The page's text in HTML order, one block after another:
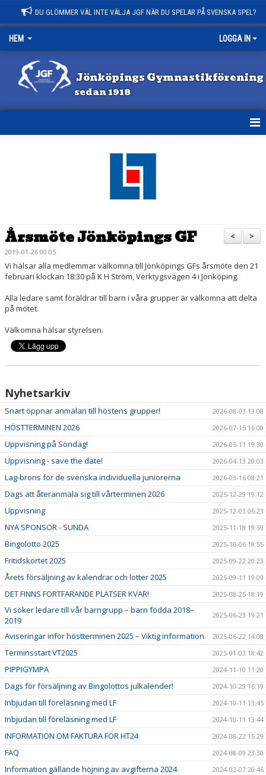
DU GLÖMMER VÄL INTE VÄLJA JGF NÄR DU SPELAR PÅ SVENSKA SPEL?
HEM LOGGA IN
Jönköpings Gymnastikförening
sedan 1918
VILL DU BLI LEDARE?
ANMÄL DIG HÄR
KALENDER
SPONSRING
BILDGALLERI
>
<
Årsmöte Jönköpings GF
2019-01-26 00:05
Vi hälsar alla medlemmar välkomna till Jönköpings GFs årsmöte den 21
februari klockan 18:30 på K H Ström, Verktygsvägen 4 i Jönköping.
Alla ledare samt föräldrar till barn i våra grupper är välkomna att delta
på mötet.
Välkomna hälsar styrelsen.
Nyhetsarkiv
Snart öppnar anmälan till höstens grupper! 2026-08-03 13:08
HÖSTTERMINEN 2026 2026-07-15 16:00
Uppvisning på Söndag! 2026-05-11 19:30
Uppvisning - save the date! 2026-04-13 20:03
Lag-brons för de svenska individuella juniorerna 2026-03-16 08:21
Dags att återanmäla sig till vårterminen 2026 2025-12-29 19:12
Uppvisning 2025-12-03 06:23
NYA SPONSOR - SUNDA 2025-11-18 19:59
Bingolotto 2025 2025-10-06 18:55
Fritidskortet 2025 2025-09-22 20:23
Årets försäljning av kalendrar och lotter 2025 2025-09-11 19:09
DET FINNS FORTFARANDE PLATSER KVAR! 2025-08-25 18:19
Vi söker ledare till vår barngrupp – barn födda 2018–
2019
2025-06-23 19:21
Aviseringar inför höstterminen 2025 – Viktig information 2025-06-22 14:08
Terminsstart VT2025 2025-01-03 18:42
PIPPIGYMPA 2024-11-10 11:20
Dags för försäljning av Bingolottos julkalender! 2024-10-29 16:19
Inbjudan till föreläsning med LF 2024-10-11 13:45
Inbjudan till föreläsning med LF 2024-10-11 13:44
INFORMATION OM FAKTURA FÖR HT24 2024-08-22 15:29
FAQ 2024-08-09 23:30
Information gällande höjning av avgifterna 2024 2024-02-07 20:46